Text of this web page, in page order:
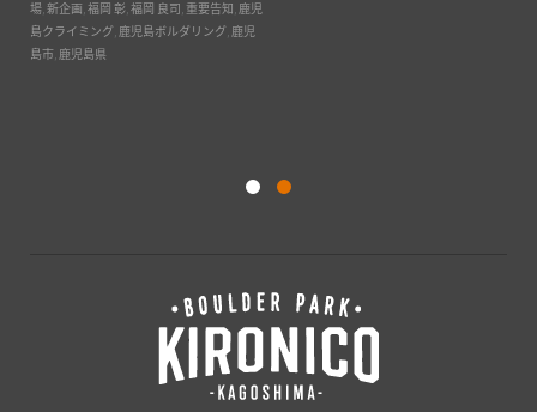
場, 新企画 福岡 彰 福岡 良司 重要告知
鹿児
島クライミング, 鹿児島ボルダリング, 鹿児
島市, 鹿児島県